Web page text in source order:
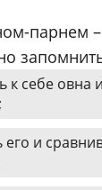
парнем –
к себе овна
его и